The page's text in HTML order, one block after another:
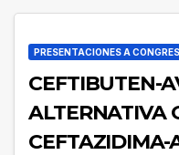
PRESENTACIONES A
CEFTIBUTEN-
ALTERNATIVA
CEFTAZIDIMA-